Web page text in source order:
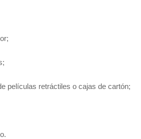
películas retráctiles o cajas de cartón;